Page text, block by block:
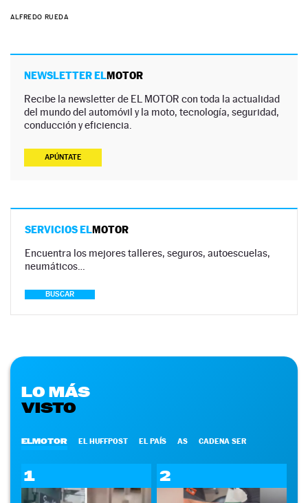
ALFREDO RUEDA
NEWSLETTER ELMOTOR
Recibe la newsletter de EL MOTOR con toda la actualidad
del mundo del automóvil y la moto, tecnología, seguridad,
conducción y eficiencia.
APÚNTATE
SERVICIOS ELMOTOR
Encuentra los mejores talleres, seguros, autoescuelas,
neumáticos…
BUSCAR
LO MÁS
VISTO
ELMOTOR EL HUFFPOST EL PAÍS AS CADENA SER
1 2